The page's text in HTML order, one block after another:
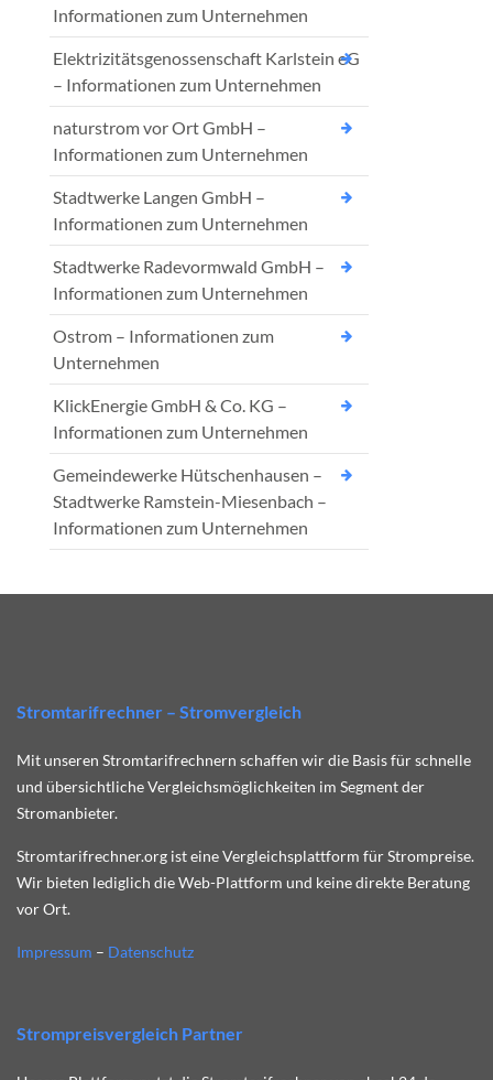
Informationen zum Unternehmen
Elektrizitätsgenossenschaft Karlstein eG
– Informationen zum Unternehmen
naturstrom vor Ort GmbH –
Informationen zum Unternehmen
Stadtwerke Langen GmbH –
Informationen zum Unternehmen
Stadtwerke Radevormwald GmbH –
Informationen zum Unternehmen
Ostrom – Informationen zum
Unternehmen
KlickEnergie GmbH & Co. KG –
Informationen zum Unternehmen
Gemeindewerke Hütschenhausen –
Stadtwerke Ramstein-Miesenbach –
Informationen zum Unternehmen
Stromtarifrechner – Stromvergleich
Mit unseren Stromtarifrechnern schaffen wir die Basis für schnelle
und übersichtliche Vergleichsmöglichkeiten im Segment der
Stromanbieter.
Stromtarifrechner.org ist eine Vergleichsplattform für Strompreise.
Wir bieten lediglich die Web-Plattform und keine direkte Beratung
vor Ort.
Impressum – Datenschutz
Strompreisvergleich Partner